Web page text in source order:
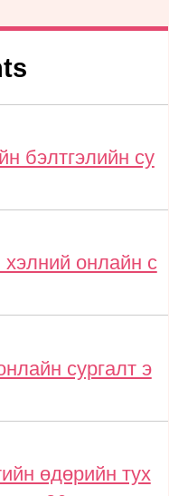
бэлтгэлийн су
онлайн с
сургалт э
өдөрийн тух